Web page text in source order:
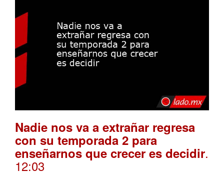
Nadie nos va a extrañar regresa
con su temporada 2 para
enseñarnos que crecer es decidir.
12:03